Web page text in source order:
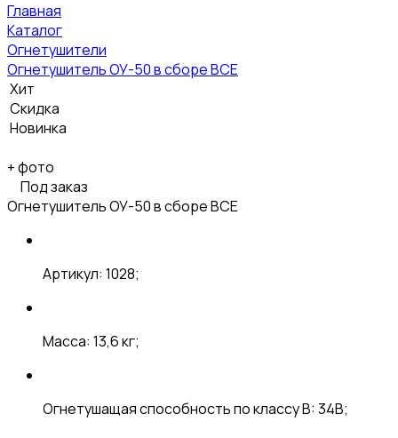
Главная
Каталог
Огнетушители
Огнетушитель ОУ-50 в сборе ВСЕ
Хит
Скидка
Новинка
+фото
Под заказ
Огнетушитель ОУ-50 в сборе ВСЕ
Артикул: 1028;
Масса: 13,6 кг;
Огнетушащая способность по классу B: 34B;